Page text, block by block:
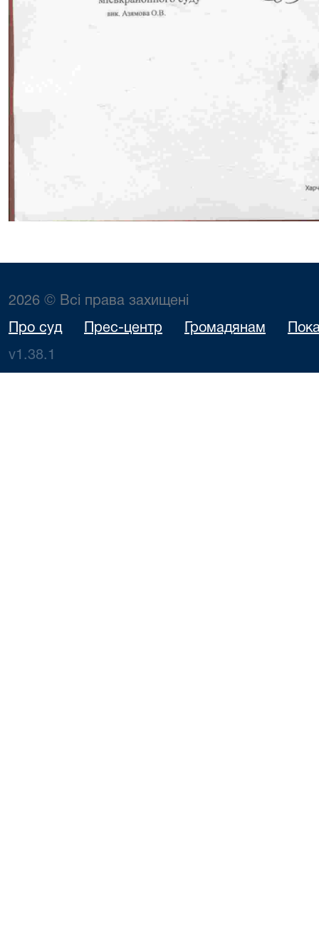
2026 © Всі права захищені
Про суд Прес-центр Громадянам
v1.38.1